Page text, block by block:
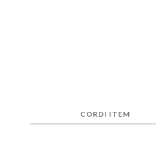
CORDI ITEM